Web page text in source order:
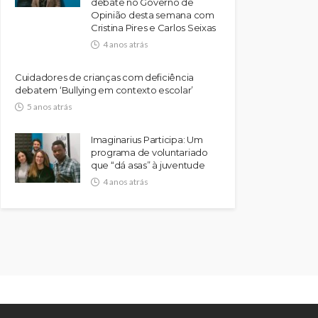
Opinião desta semana com
Cristina Pires e Carlos Seixas
4 anos atrás
Cuidadores de crianças com deficiência
debatem ‘Bullying em contexto escolar’
5 anos atrás
Imaginarius Participa: Um
programa de voluntariado
que “dá asas” à juventude
4 anos atrás